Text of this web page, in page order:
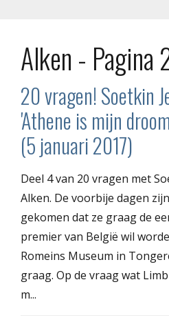
Alken - Pagina
20 vragen! Soetkin
'Athene is mijn
(5 januari 2017)
Deel 4 van 20 vragen met
Alken. De voorbije dagen
gekomen dat ze graag de
premier van België wil
Romeins Museum in
graag. Op de vraag wat
m...